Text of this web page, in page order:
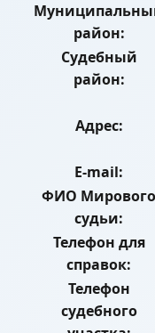
район:
Судебный
район:
Адрес:
E-mail:
ФИО Мирового
судьи:
Телефон для
справок:
Телефон
судебного